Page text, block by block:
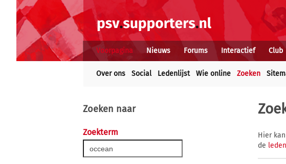
Voorpagina Nieuws Forums Interactief Club
Over ons Social Ledenlijst Wie online Zoeken
Zoeken naar
Zoekterm
Hier
de